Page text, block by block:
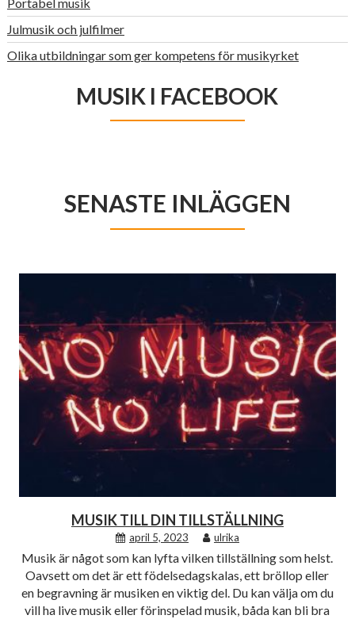
Julmusik och julfilmer
Olika utbildningar som ger kompetens för musikyrket
MUSIK I FACEBOOK
SENASTE INLÄGGEN
MUSIK TILL DIN TILLSTÄLLNING
april 5, 2023 ulrika
Musik är något som kan lyfta vilken tillställning som helst.
Oavsett om det är ett födelsedagskalas, ett bröllop eller
en begravning är musiken en viktig del. Du kan välja om du
vill ha live musik eller förinspelad musik, båda kan bli bra